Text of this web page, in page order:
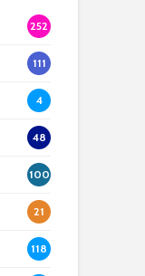
252
111
4
48
100
21
118